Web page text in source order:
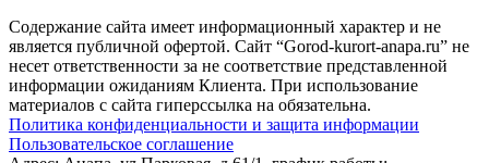
Содержание сайта имеет информационный характер и не
является публичной офертой. Сайт “Gorod-kurort-anapa.ru” не
несет ответственности за не соответствие представленной
информации ожиданиям Клиента. При использование
материалов с сайта гиперссылка на обязательна.
Политика конфиденциальности и защита информации
Пользовательское соглашение